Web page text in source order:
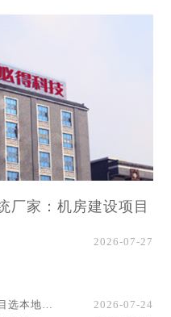
厂家：机房建设项目
2026-07-27
掌握三点核心，广东的机房动环项目选本地厂家事半功倍！
2026-07-24